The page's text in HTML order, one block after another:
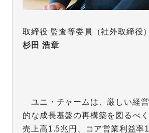
取締役 監査等委員（社外取締役）
杉田 浩章
ユニ・チャームは、厳しい経
的な成長基盤の再構築を図るべ
売上高1.5兆円、コア営業利益率